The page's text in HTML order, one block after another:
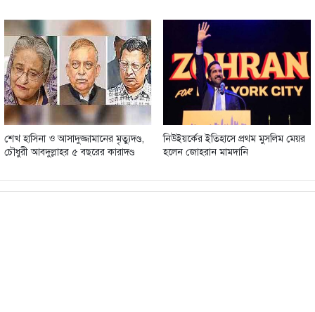
শেখ হাসিনা ও আসাদুজ্জামানের মৃত্যুদণ্ড,
চৌধুরী আবদুল্লাহর ৫ বছরের কারাদণ্ড
নিউইয়র্কের ইতিহাসে প্রথম মুসলিম মেয়র
হলেন জোহরান মামদানি